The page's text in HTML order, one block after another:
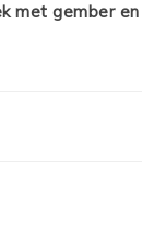
met gember en